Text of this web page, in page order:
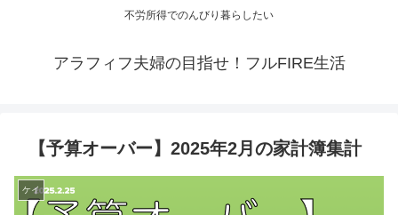
不労所得でのんびり暮らしたい
アラフィフ夫婦の目指せ！フルFIRE生活
【予算オーバー】2025年2月の家計簿集計
ケイ